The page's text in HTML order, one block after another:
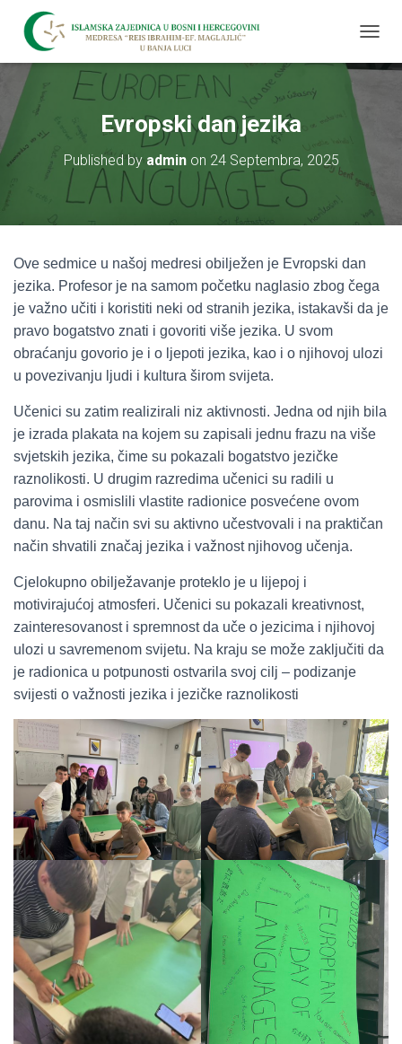
O
A
V
O
Evropski dan jezika
Published by adminon 24 Septembra, 2025
Ove sedmice u našoj medresi obilježen je Evropski dan
jezika. Profesor je na samom početku naglasio zbog čega
je važno učiti i koristiti neki od stranih jezika, istakavši da je
pravo bogatstvo znati i govoriti više jezika. U svom
obraćanju govorio je i o ljepoti jezika, kao i o njihovoj ulozi
u povezivanju ljudi i kultura širom svijeta.
Učenici su zatim realizirali niz aktivnosti. Jedna od njih bila
je izrada plakata na kojem su zapisali jednu frazu na više
svjetskih jezika, čime su pokazali bogatstvo jezičke
raznolikosti. U drugim razredima učenici su radili u
parovima i osmislili vlastite radionice posvećene ovom
danu. Na taj način svi su aktivno učestvovali i na praktičan
način shvatili značaj jezika i važnost njihovog učenja.
Cjelokupno obilježavanje proteklo je u lijepoj i
motivirajućoj atmosferi. Učenici su pokazali kreativnost,
zainteresovanost i spremnost da uče o jezicima i njihovoj
ulozi u savremenom svijetu. Na kraju se može zaključiti da
je radionica u potpunosti ostvarila svoj cilj – podizanje
svijesti o važnosti jezika i jezičke raznolikosti